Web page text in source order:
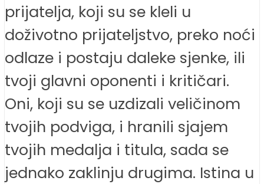
prijatelja, koji su se kleli u
doživotno prijateljstvo, preko noći
odlaze i postaju daleke sjenke, ili
tvoji glavni oponenti i kritičari.
Oni, koji su se uzdizali veličinom
tvojih podviga, i hranili sjajem
tvojih medalja i titula, sada se
jednako zaklinju drugima. Istina u